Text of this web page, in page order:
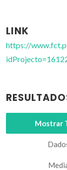
LINK
https://
Mostrar